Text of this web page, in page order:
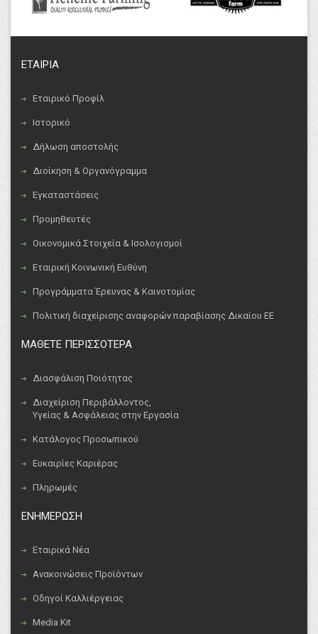
ΕΤΑΙΡΙΑ
Εταιρικό Προφίλ
Ιστορικό
Δήλωση αποστολής
Διοίκηση & Οργανόγραμμα
Εγκαταστάσεις
Προμηθευτές
Οικονομικά Στοιχεία & Ισολογισμοί
Εταιρική Κοινωνική Ευθύνη
Προγράμματα Έρευνας & Καινοτομίας
Πολιτική διαχείρισης αναφορών παραβίασης Δικαίου ΕΕ
ΜΑΘΕΤΕ ΠΕΡΙΣΣΟΤΕΡΑ
Διασφάλιση Ποιότητας
Διαχείριση Περιβάλλοντος,
Υγείας & Ασφάλειας στην Εργασία
Κατάλογος Προσωπικού
Ευκαιρίες Καριέρας
Πληρωμές
ΕΝΗΜΕΡΩΣΗ
Εταιρικά Νέα
Ανακοινώσεις Προϊόντων
Οδηγοί Καλλιέργειας
Media Kit